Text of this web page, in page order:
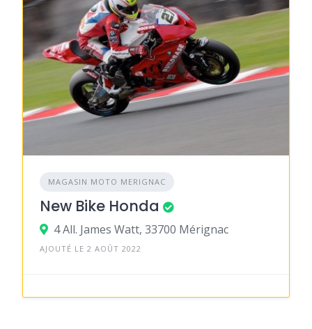
MAGASIN MOTO MERIGNAC
New Bike Honda
4 All. James Watt, 33700 Mérignac
AJOUTÉ LE 2 AOÛT 2022